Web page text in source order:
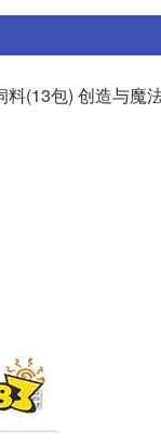
(13包) 创造与魔